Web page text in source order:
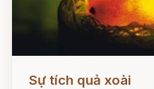
Sự tích quả xoài